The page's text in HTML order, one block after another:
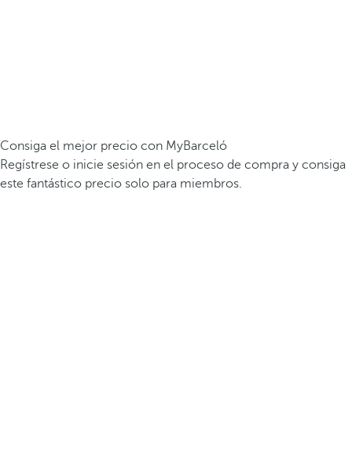
Consiga el mejor precio con MyBarceló
Regístrese o inicie sesión en el proceso de compra y consiga
este fantástico precio solo para miembros.